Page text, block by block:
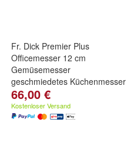
Fr. Dick Premier Plus
Officemesser 12 cm
Gemüsemesser
geschmiedetes Küchenmesser
66,00 €
Kostenloser Versand